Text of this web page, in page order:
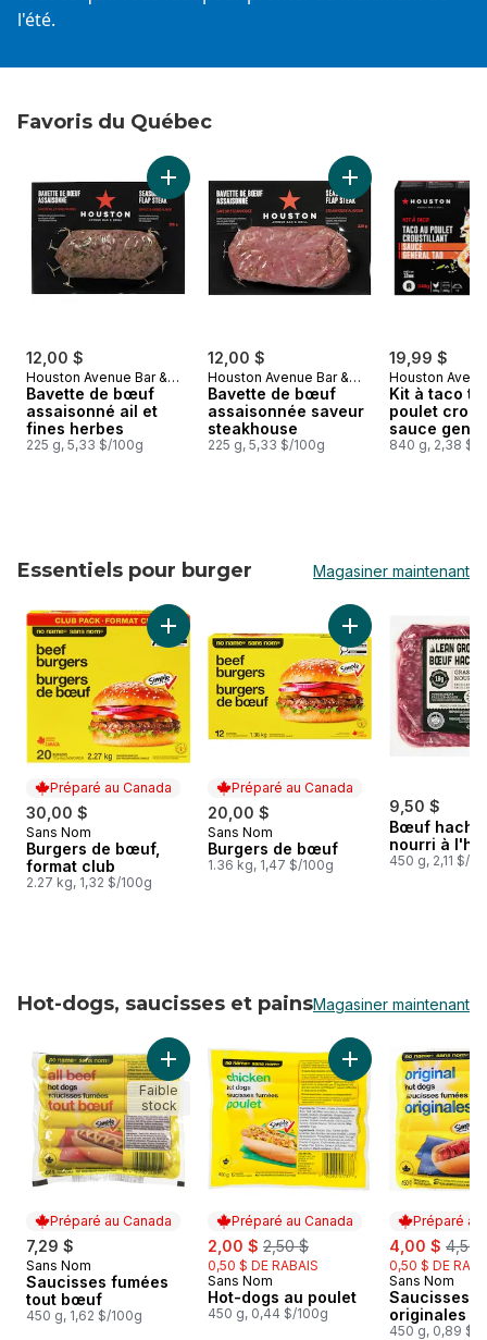
l'été.
Favoris du Québec
sauter Favoris du Québec
12,00 $
Houston Avenue Bar &
Grill
Bavette de bœuf
assaisonné ail et
fines herbes
225 g, 5,33 $/100g
Ajouter Bavette de bœuf assaisonné ail et
12,00 $
Houston Avenue Bar &
Grill
Bavette de bœuf
assaisonnée saveur
steakhouse
225 g, 5,33 $/100g
Ajouter Bavette
19,99 $
Houston
Grill
Kit à taco
poulet
sauce
840 g, 2,38 $/
Essentiels pour burger Magasiner maintenant
sauter Essentiels pour burger
Préparé au Canada
30,00 $
Préparé au Canada
Sans Nom
Burgers de bœuf,
format club
2.27 kg, 1,32 $/100g
Ajouter Burgers de bœuf, format club au
Préparé au Canada
20,00 $
Préparé au Canada
Sans Nom
Burgers de bœuf
1.36 kg, 1,47 $/100g
Ajouter Burgers
9,50 $
Bœuf haché
nourri à
450 g, 2,11 $/
Hot-dogs, saucisses et painsMagasiner maintenant
sauter Hot-dogs, saucisses et pains
Préparé au Canada
7,29 $
Préparé au Canada
Sans Nom
Saucisses fumées
tout bœuf
450 g, 1,62 $/100g
Ajouter Saucisses fumées tout bœuf au
Faible
stock
Préparé au Canada
sale:
2,00 $ , formerly:
2,50 $
0,50 $ DE RABAIS
Préparé au Canada
Sans Nom
Hot-dogs au poulet
450 g, 0,44 $/100g
Ajouter Hot-dogs
Préparé au
sale:
4,00 $ ,
4,50
0,50 $ DE
Préparé au
Sans Nom
Saucisses
originales
450 g, 0,89 $/